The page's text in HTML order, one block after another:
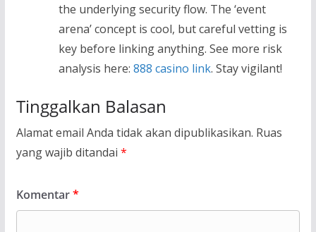
the underlying security flow. The ‘event
arena’ concept is cool, but careful vetting is
key before linking anything. See more risk
analysis here: 888 casino link. Stay vigilant!
Tinggalkan Balasan
Alamat email Anda tidak akan dipublikasikan. Ruas
yang wajib ditandai *
Komentar*